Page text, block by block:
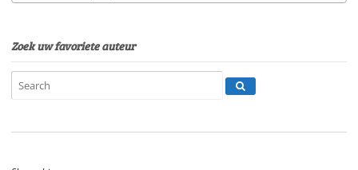
Zoek uw favoriete auteur